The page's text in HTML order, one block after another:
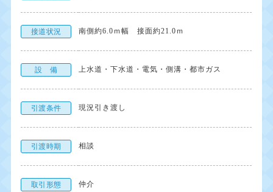
接道状況 南側約6.0ｍ幅 接面約21.0ｍ
設 備 上水道・下水道・電気・側溝・都市ガス
引渡条件 現況引き渡し
引渡時期 相談
取引形態 仲介